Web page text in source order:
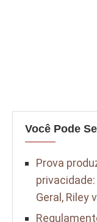
Você Pode
Prova
Geral, Riley